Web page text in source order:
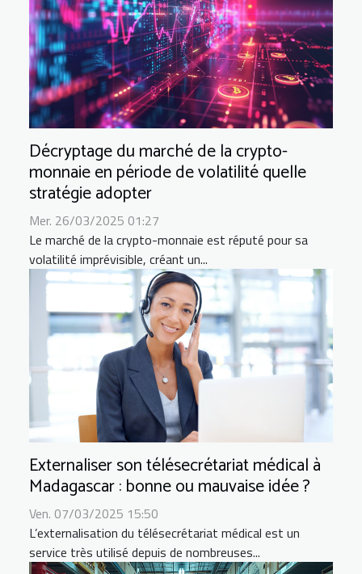
Décryptage du marché de la crypto-
monnaie en période de volatilité quelle
stratégie adopter
Mer. 26/03/2025 01:27
Le marché de la crypto-monnaie est réputé pour sa
volatilité imprévisible, créant un...
Externaliser son télésecrétariat médical à
Madagascar : bonne ou mauvaise idée ?
Ven. 07/03/2025 15:50
L’externalisation du télésecrétariat médical est un
service très utilisé depuis de nombreuses...